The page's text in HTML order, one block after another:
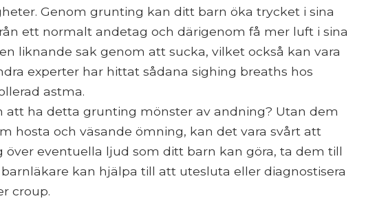
Genom grunting kan ditt barn öka trycket i sina
ett normalt andetag och därigenom få mer luft i sina
liknande sak genom att sucka, vilket också kan vara
experter har hittat sådana sighing breaths hos
astma.
att ha detta grunting mönster av andning? Utan dem
hosta och väsande ömning, kan det vara svårt att
över eventuella ljud som ditt barn kan göra, ta dem till
kan hjälpa till att utesluta eller diagnostisera
croup.